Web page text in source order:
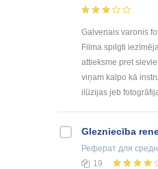
Galvenais varonis
Filma spilgti
attieksme pret
viņam kalpo kā
ilūzijas jeb
Glezniecība
Реферат для
19